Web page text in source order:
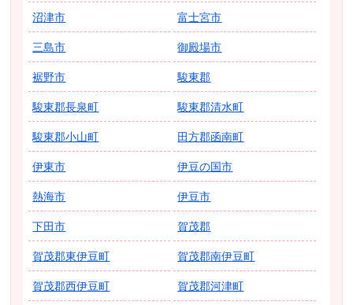
沼津市 富士宮市
三島市 御殿場市
裾野市 駿東郡
駿東郡長泉町 駿東郡清水町
駿東郡小山町 田方郡函南町
伊東市 伊豆の国市
熱海市 伊豆市
下田市 賀茂郡
賀茂郡東伊豆町 賀茂郡南伊豆町
賀茂郡西伊豆町 賀茂郡河津町